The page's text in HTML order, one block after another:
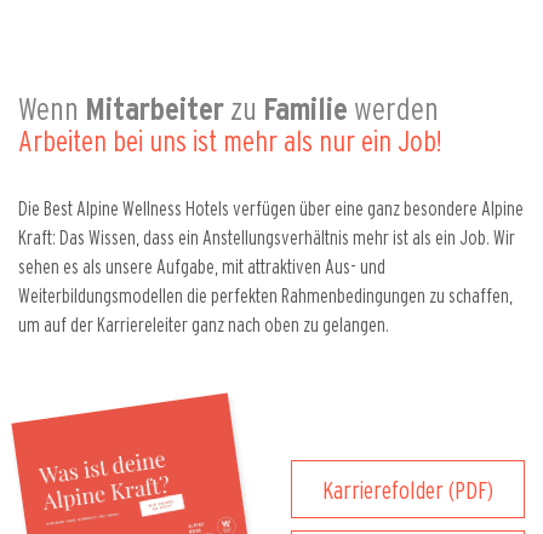
Wenn Mitarbeiter zu Familie werden
Arbeiten bei uns ist mehr als nur ein Job!
Die Best Alpine Wellness Hotels verfügen über eine ganz besondere Alpine
Kraft: Das Wissen, dass ein Anstellungsverhältnis mehr ist als ein Job. Wir
sehen es als unsere Aufgabe, mit attraktiven Aus- und
Weiterbildungsmodellen die perfekten Rahmenbedingungen zu schaffen,
um auf der Karriereleiter ganz nach oben zu gelangen.
Karrierefolder (PDF)